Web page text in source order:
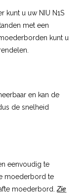
kunt u uw NIU N1S
met een
kunt u
en kan de
de snelheid
eenvoudig te
moederbord te
moederbord.Zie